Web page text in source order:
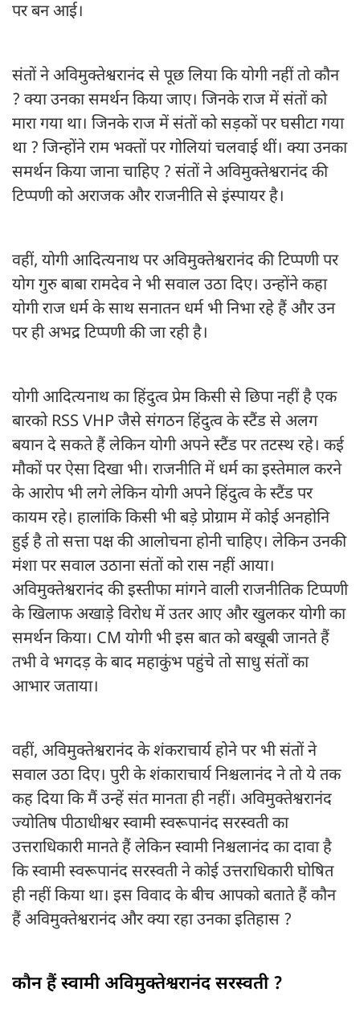
पर बन आई।
संतों ने अविमुक्तेश्वरानंद से पूछ लिया कि योगी नहीं तो कौन
? क्या उनका समर्थन किया जाए। जिनके राज में संतों को
मारा गया था। जिनके राज में संतों को सड़कों पर घसीटा गया
था ? जिन्होंने राम भक्तों पर गोलियां चलवाई थीं। क्या उनका
समर्थन किया जाना चाहिए ? संतों ने अविमुक्तेश्वरानंद की
टिप्पणी को अराजक और राजनीति से इंस्पायर है।
वहीं, योगी आदित्यनाथ पर अविमुक्तेश्वरानंद की टिप्पणी पर
योग गुरु बाबा रामदेव ने भी सवाल उठा दिए। उन्होंने कहा
योगी राज धर्म के साथ सनातन धर्म भी निभा रहे हैं और उन
पर ही अभद्र टिप्पणी की जा रही है।
योगी आदित्यनाथ का हिंदुत्व प्रेम किसी से छिपा नहीं है एक
बारको RSS VHP जैसे संगठन हिंदुत्व के स्टैंड से अलग
बयान दे सकते हैं लेकिन योगी अपने स्टैंड पर तटस्थ रहे। कई
मौकों पर ऐसा दिखा भी। राजनीति में धर्म का इस्तेमाल करने
के आरोप भी लगे लेकिन योगी अपने हिंदुत्व के स्टैंड पर
कायम रहे। हालांकि किसी भी बड़े प्रोग्राम में कोई अनहोनि
हुई है तो सत्ता पक्ष की आलोचना होनी चाहिए। लेकिन उनकी
मंशा पर सवाल उठाना संतों को रास नहीं आया।
अविमुक्तेश्वरानंद की इस्तीफा मांगने वाली राजनीतिक टिप्पणी
के खिलाफ अखाड़े विरोध में उतर आए और खुलकर योगी का
समर्थन किया। CM योगी भी इस बात को बखूबी जानते हैं
तभी वे भगदड़ के बाद महाकुंभ पहुंचे तो साधु संतों का
आभार जताया।
वहीं, अविमुक्तेश्वरानंद के शंकराचार्य होने पर भी संतों ने
सवाल उठा दिए। पुरी के शंकाराचार्य निश्चलानंद ने तो ये तक
कह दिया कि मैं उन्हें संत मानता ही नहीं। अविमुक्तेश्वरानंद
ज्योतिष पीठाधीश्वर स्वामी स्वरूपानंद सरस्वती का
उत्तराधिकारी मानते हैं लेकिन स्वामी निश्चलानंद का दावा है
कि स्वामी स्वरूपानंद सरस्वती ने कोई उत्तराधिकारी घोषित
ही नहीं किया था। इस विवाद के बीच आपको बताते हैं कौन
हैं अविमुक्तेश्वरानंद और क्या रहा उनका इतिहास ?
कौन हैं स्वामी अविमुक्तेश्वरानंद सरस्वती ?